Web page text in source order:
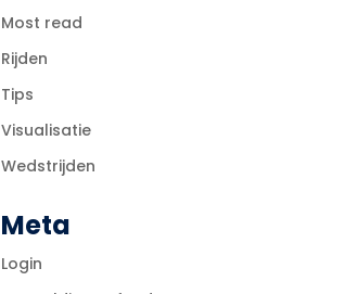
Most read
Rijden
Tips
Visualisatie
Wedstrijden
Meta
Login